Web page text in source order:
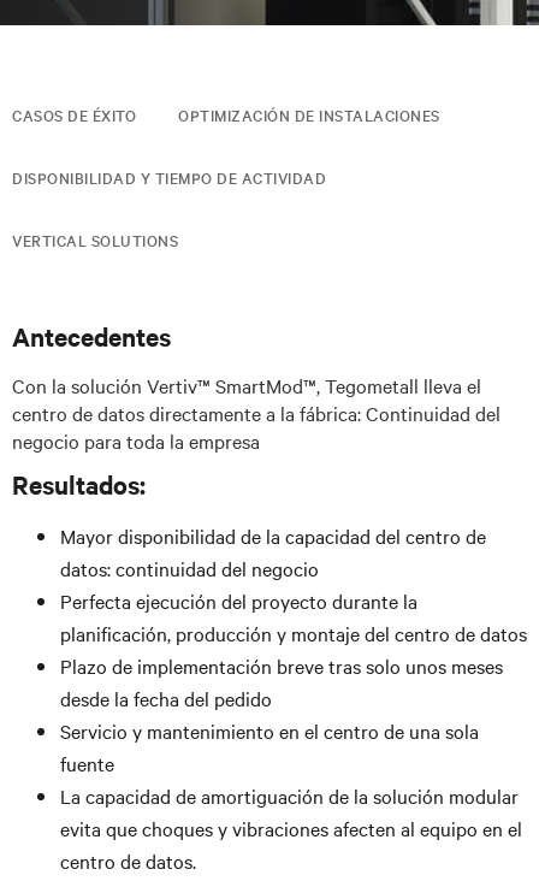
CASOS DE ÉXITO OPTIMIZACIÓN DE INSTALACIONES
DISPONIBILIDAD Y TIEMPO DE ACTIVIDAD
VERTICAL SOLUTIONS
Antecedentes
Con la solución Vertiv™ SmartMod™, Tegometall lleva el
centro de datos directamente a la fábrica: Continuidad del
negocio para toda la empresa
Resultados:
Mayor disponibilidad de la capacidad del centro de
datos: continuidad del negocio
Perfecta ejecución del proyecto durante la
planificación, producción y montaje del centro de datos
Plazo de implementación breve tras solo unos meses
desde la fecha del pedido
Servicio y mantenimiento en el centro de una sola
fuente
La capacidad de amortiguación de la solución modular
evita que choques y vibraciones afecten al equipo en el
centro de datos.